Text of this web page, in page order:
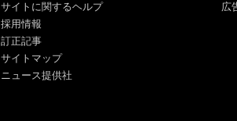
サイトに関するヘルプ
採用情報
訂正記事
サイトマップ
ニュース提供社
広